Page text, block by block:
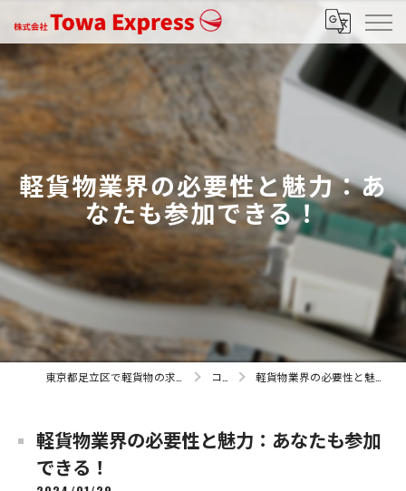
軽貨物業界の必要性と魅力：あ
なたも参加できる！
コラム 軽貨物業界の必要性と魅力：あなたも参加できる！
軽貨物業界の必要性と魅力：あなたも参加
できる！